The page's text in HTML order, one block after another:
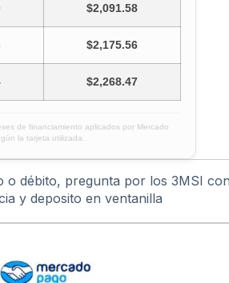
$2,091.58
$2,175.56
$2,268.47
de financiamiento aplicados por Mercado
la tarjeta utilizada.
o débito, pregunta por los 3MSI con
y deposito en ventanilla